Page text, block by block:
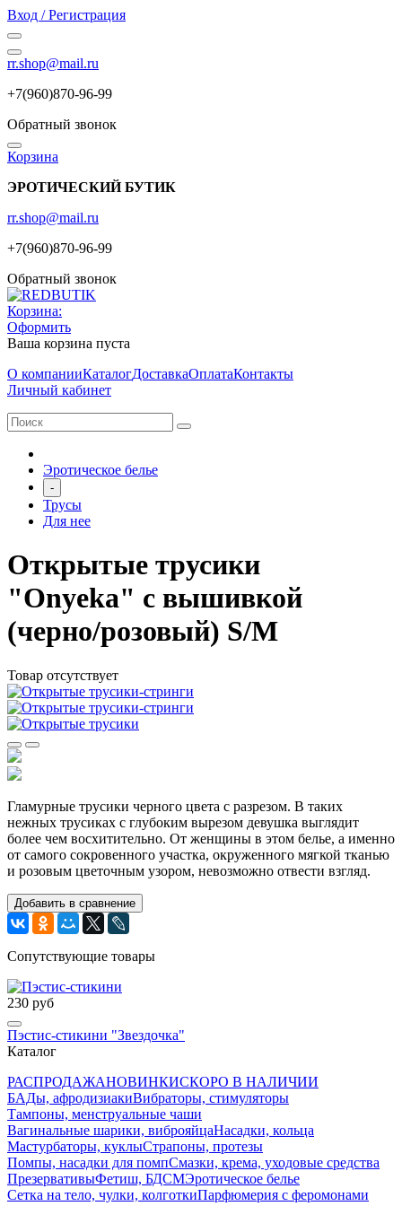
Вход / Регистрация
rr.shop@mail.ru
+7(960)870-96-99
Обратный звонок
Корзина
ЭРОТИЧЕСКИЙ БУТИК
rr.shop@mail.ru
+7(960)870-96-99
Обратный звонок
Корзина:
Оформить
Ваша корзина пуста
О компанииКаталогДоставкаОплатаКонтакты
Личный кабинет
Эротическое белье
-
Трусы
Для нее
Открытые трусики
"Onyeka" с вышивкой
(черно/розовый) S/M
Товар отсутствует
Гламурные трусики черного цвета с разрезом. В таких
нежных трусиках с глубоким вырезом девушка выглядит
более чем восхитительно. От женщины в этом белье, а именно
от самого сокровенного участка, окруженного мягкой тканью
и розовым цветочным узором, невозможно отвести взгляд.
Добавить в сравнение
Сопутствующие товары
230 руб
Пэстис-стикини "Звездочка"
Каталог
РАСПРОДАЖАНОВИНКИСКОРО В НАЛИЧИИ
БАДы, афродизиакиВибраторы, стимуляторы
Тампоны, менструальные чаши
Вагинальные шарики, виброяйцаНасадки, кольца
Мастурбаторы, куклыСтрапоны, протезы
Помпы, насадки для помпСмазки, крема, уходовые средства
ПрезервативыФетиш, БДСМЭротическое белье
Сетка на тело, чулки, колготкиПарфюмерия с феромонами